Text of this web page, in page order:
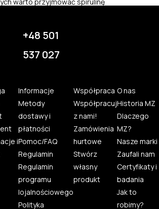
warto przyjmować spirulinę
+48 501
537 027
i
Informacje
Metody
dostawy i
płatności
Pomoc/FAQ
Regulamin
Regulamin
programu
lojalnościowego
Polityka
Współpraca
Współpracuj
z nami!
Zamówienia
hurtowe
Stwórz
własny
produkt
O nas
Historia MZ
Dlaczego
MZ?
Nasze marki
Zaufali nam
Certyfikaty i
badania
Jak to
robimy?